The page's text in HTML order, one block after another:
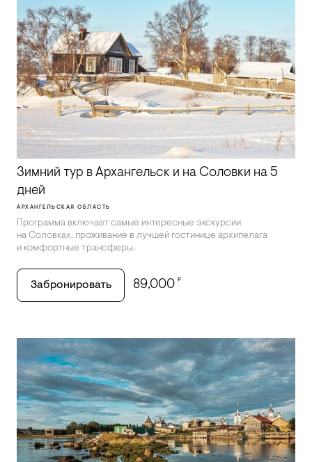
Зимний тур в Архангельск и на Соловки на 5
дней
АРХАНГЕЛЬСКАЯ ОБЛАСТЬ
Программа включает самые интересные экскурсии
на Соловках, проживание в лучшей гостинице архипелага
и комфортные трансферы.
Забронировать 89,000 ₽